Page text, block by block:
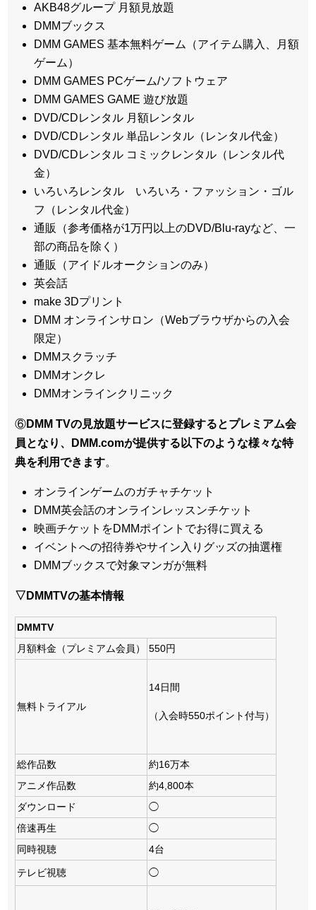
AKB48グループ 月額見放題
DMMブックス
DMM GAMES 基本無料ゲーム（アイテム購入、月額
ゲーム）
DMM GAMES PCゲーム/ソフトウェア
DMM GAMES GAME 遊び放題
DVD/CDレンタル 月額レンタル
DVD/CDレンタル 単品レンタル（レンタル代金）
DVD/CDレンタル コミックレンタル（レンタル代
金）
いろいろレンタル いろいろ・ファッション・ゴル
フ（レンタル代金）
通販（参考価格が1万円以上のDVD/Blu-rayなど、一
部の商品を除く）
通販（アイドルオークションのみ）
英会話
make 3Dプリント
DMM オンラインサロン（Webブラウザからの入会
限定）
DMMスクラッチ
DMMオンクレ
DMMオンラインクリニック
⑥DMM TVの見放題サービスに登録するとプレミアム会
員となり、DMM.comが提供する以下のような様々な特
典を利用できます。
オンラインゲームのガチャチケット
DMM英会話のオンラインレッスンチケット
映画チケットをDMMポイントでお得に買える
イベントへの招待券やサイン入りグッズの抽選権
DMMブックスで対象マンガが無料
▽DMMTVの基本情報
DMMTV
月額料金（プレミアム会員）
550円
無料トライアル
14日間
（入会時550ポイント付与）
総作品数
約16万本
アニメ作品数
約4,800本
ダウンロード
◯
倍速再生
◯
同時視聴
4台
テレビ視聴 ◯